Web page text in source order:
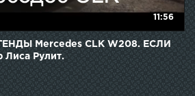
11:56
Mercedes CLK W208. ЕСЛИ
Рулит.